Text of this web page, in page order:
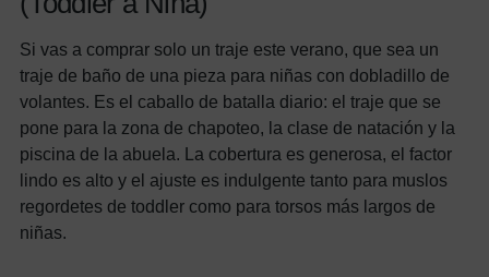
Si vas a comprar solo un traje este verano, que sea un
traje de baño de una pieza para niñas con dobladillo de
volantes. Es el caballo de batalla diario: el traje que se
pone para la zona de chapoteo, la clase de natación y la
piscina de la abuela. La cobertura es generosa, el factor
lindo es alto y el ajuste es indulgente tanto para muslos
regordetes de toddler como para torsos más largos de
niñas.